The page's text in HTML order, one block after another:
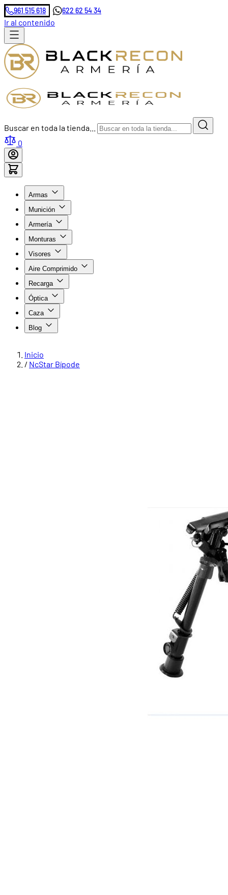
961 515 618 622 62 54 34
Ir al contenido
Buscar en toda la tienda...
0
Armas
Munición
Armería
Monturas
Visores
Aire Comprimido
Recarga
Óptica
Caza
Blog
Inicio
/ NcStar Bípode